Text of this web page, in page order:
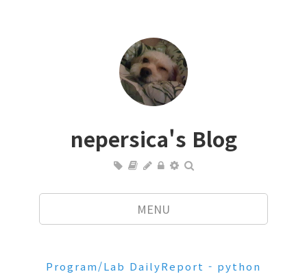
nepersica's Blog
MENU
Program/Lab DailyReport - python